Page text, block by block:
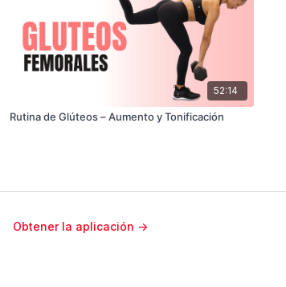
52:14
Rutina de Glúteos – Aumento y Tonificación
Obtener la aplicación ->